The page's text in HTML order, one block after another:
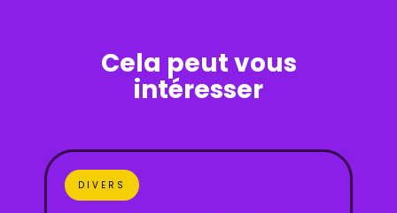
Cela peut vous
intéresser
DIVERS